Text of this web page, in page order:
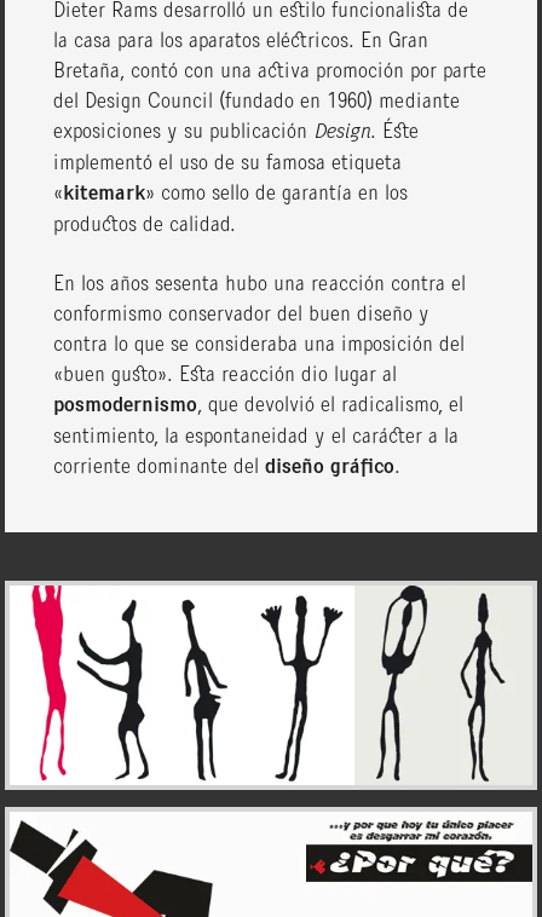
Dieter Rams desarrolló un estilo funcionalista de
la casa para los aparatos eléctricos. En Gran
Bretaña, contó con una activa promoción por parte
del Design Council (fundado en 1960) mediante
exposiciones y su publicación Design. Éste
implementó el uso de su famosa etiqueta
«kitemark» como sello de garantía en los
productos de calidad.
En los años sesenta hubo una reacción contra el
conformismo conservador del buen diseño y
contra lo que se consideraba una imposición del
«buen gusto». Esta reacción dio lugar al
posmodernismo , que devolvió el radicalismo, el
sentimiento, la espontaneidad y el carácter a la
corriente dominante deldiseño gráfico.